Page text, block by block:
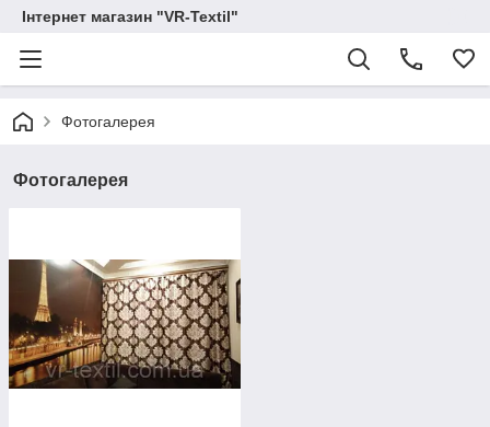
Інтернет магазин "VR-Textil"
Фотогалерея
Фотогалерея